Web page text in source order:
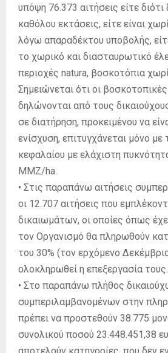
υπόψη 76.373 αιτήσεις είτε
καθόλου εκτάσεις, είτε είναι
λόγω απαραδέκτου υποβολής,
το χωρικό και διασταυρωτικό
περιοχές natura, βοσκοτόπια
Σημειώνεται ότι οι
δηλώνονται από τους
σε διατήρηση, προκειμένου να
ενίσχυση, επιτυγχάνεται μόνο
κεφαλαίου με ελάχιστη
ΜΜΖ/ha.
• Στις παραπάνω αιτήσεις
οι 12.707 αιτήσεις που
δικαιωμάτων, οι οποίες όπως
τον Οργανισμό θα πληρωθούν
του 30% (τον ερχόμενο
ολοκληρωθεί η επεξεργασία τους.
• Στο παραπάνω πλήθος
συμπεριλαμβανομένων στην
πρέπει να προστεθούν 38.775
συνολικού ποσού 23.448.451,38